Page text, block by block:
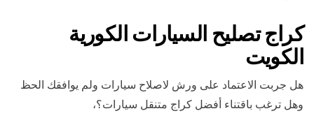
كراج تصليح السيارات الكورية
الكويت
هل جربت الاعتماد على ورش لاصلاح سيارات ولم يوافقك الحظ
وهل ترغب باقتناء أفضل كراج متنقل سيارات؟،